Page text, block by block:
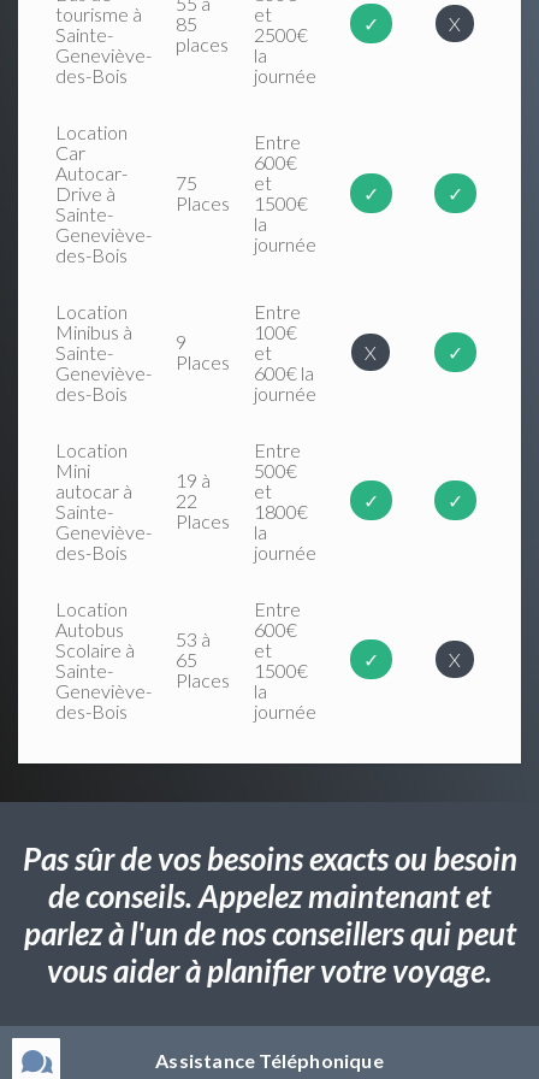
tourisme à
Sainte-
Geneviève-
des-Bois
85
places
et
2500€
la
journée
✓ X
Location
Car
Autocar-
Drive à
Sainte-
Geneviève-
des-Bois
75
Places
Entre
600€
et
1500€
la
journée
✓ ✓
Location
Minibus à
Sainte-
Geneviève-
des-Bois
9
Places
Entre
100€
et
600€ la
journée
X ✓
Location
Mini
autocar à
Sainte-
Geneviève-
des-Bois
19 à
22
Places
Entre
500€
et
1800€
la
journée
✓ ✓
Location
Autobus
Scolaire à
Sainte-
Geneviève-
des-Bois
53 à
65
Places
Entre
600€
et
1500€
la
journée
✓ X
Pas sûr de vos besoins exacts ou besoin
de conseils. Appelez maintenant et
parlez à l'un de nos conseillers qui peut
vous aider à planifier votre voyage.
Assistance Téléphonique